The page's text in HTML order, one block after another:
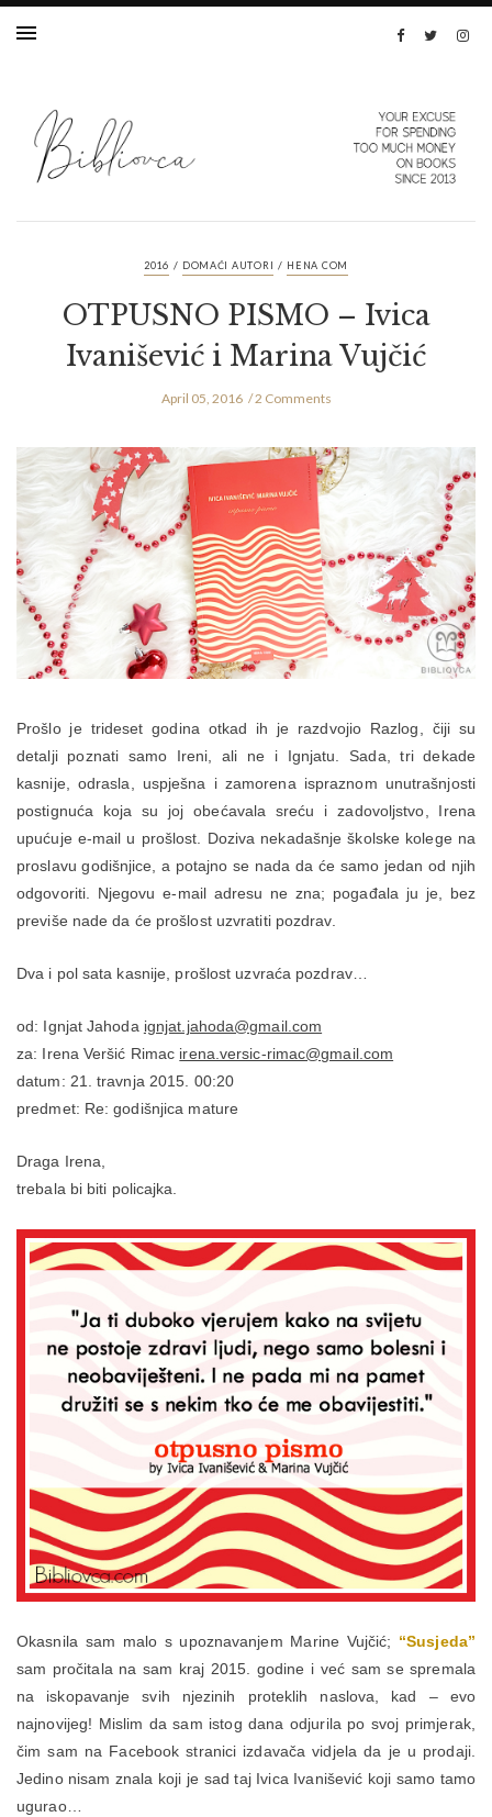
2016 / DOMAĆI AUTORI / HENA COM
OTPUSNO PISMO – Ivica
Ivanišević i Marina Vujčić
April 05, 2016 2 Comments
Prošlo je trideset godina otkad ih je razdvojio Razlog, čiji su
detalji poznati samo Ireni, ali ne i Ignjatu. Sada, tri dekade
kasnije, odrasla, uspješna i zamorena ispraznom unutrašnjosti
postignuća koja su joj obećavala sreću i zadovoljstvo, Irena
upućuje e-mail u prošlost. Doziva nekadašnje školske kolege na
proslavu godišnjice, a potajno se nada da će samo jedan od njih
odgovoriti. Njegovu e-mail adresu ne zna; pogađala ju je, bez
previše nade da će prošlost uzvratiti pozdrav.
Dva i pol sata kasnije, prošlost uzvraća pozdrav…
od: Ignjat Jahoda ignjat.jahoda@gmail.com
za: Irena Veršić Rimac irena.versic-rimac@gmail.com
datum: 21. travnja 2015. 00:20
predmet: Re: godišnjica mature
Draga Irena,
trebala bi biti policajka.
Okasnila sam malo s upoznavanjem Marine Vujčić; “Susjeda”
sam pročitala na sam kraj 2015. godine i već sam se spremala
na iskopavanje svih njezinih proteklih naslova, kad – evo
najnovijeg! Mislim da sam istog dana odjurila po svoj primjerak,
čim sam na Facebook stranici izdavača vidjela da je u prodaji.
Jedino nisam znala koji je sad taj Ivica Ivanišević koji samo tamo
ugurao…